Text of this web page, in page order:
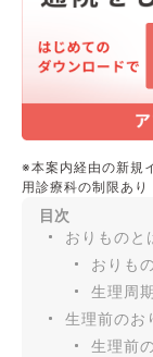
※本案内経由の新規
用診療科の制限あり
目次
おりものと
おりも
生理周
生理前のお
生理前